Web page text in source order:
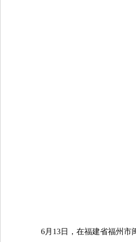
6月 13日，在福建省福州市